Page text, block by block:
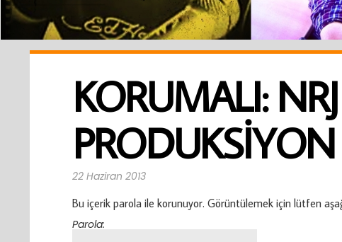
KORUMALI: NRJ
PRODUKSIYON
22 Haziran 2013
Bu içerik parola ile korunuyor. Görüntülemek için lütfen
Parola: